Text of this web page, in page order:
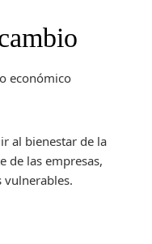
económico
al bienestar de la
de las empresas,
vulnerables.